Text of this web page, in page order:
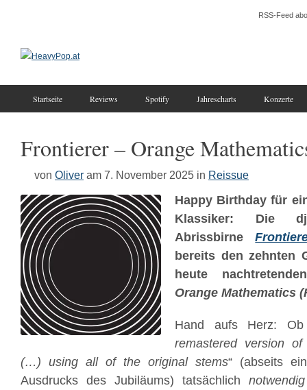
RSS-Feed
Startseite Reviews Spotify Jahrescharts Konzerte
Frontierer – Orange
von Oliver am 7. November 2025 in Reissue
Happy Birthday für
Klassiker: Die
Abrissbirne
bereits den zehnten
heute
Orange Mathematics
Hand aufs Herz:
remastered version
(…) using all of the original stems“ (abseits
Ausdrucks des Jubiläums) tatsächlich notwendig